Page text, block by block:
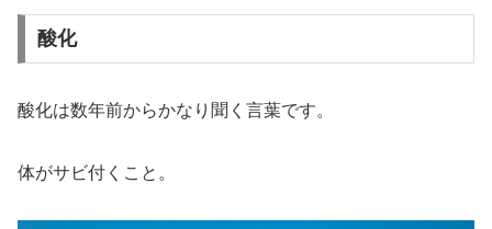
酸化
酸化は数年前からかなり聞く言葉です。
体がサビ付くこと。